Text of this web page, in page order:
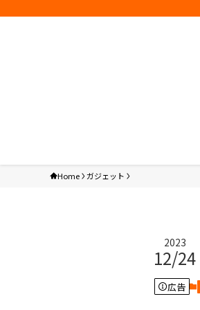
Home ガジェット
2023
12/24
広告